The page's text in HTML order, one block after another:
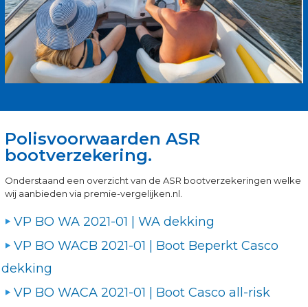
Polisvoorwaarden ASR
bootverzekering.
Onderstaand een overzicht van de ASR bootverzekeringen welke
wij aanbieden via premie-vergelijken.nl.
VP BO WA 2021-01 | WA dekking
VP BO WACB 2021-01 | Boot Beperkt Casco
dekking
VP BO WACA 2021-01 | Boot Casco all-risk